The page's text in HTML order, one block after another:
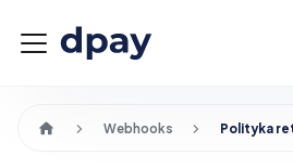
Webhooks Polityka